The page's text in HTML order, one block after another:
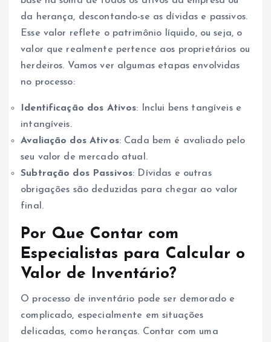
da herança, descontando-se as dívidas e passivos.
Esse valor reflete o patrimônio líquido, ou seja, o
valor que realmente pertence aos proprietários ou
herdeiros. Vamos ver algumas etapas envolvidas
no processo:
Identificação dos Ativos: Inclui bens tangíveis e
intangíveis.
Avaliação dos Ativos: Cada bem é avaliado pelo
seu valor de mercado atual.
Subtração dos Passivos: Dívidas e outras
obrigações são deduzidas para chegar ao valor
final.
Por Que Contar com
Especialistas para Calcular o
Valor de Inventário?
O processo de inventário pode ser demorado e
complicado, especialmente em situações
delicadas, como heranças. Contar com uma